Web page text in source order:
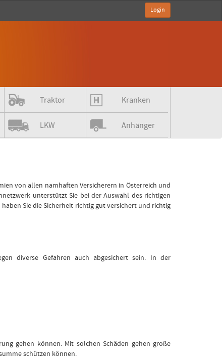
Login
Traktor Kranken
LKW Anhänger
von allen namhaften Versicherern in Österreich und
unterstützt Sie bei der Auswahl des richtigen
Sie die Sicherheit richtig gut versichert und richtig
diverse Gefahren auch abgesichert sein. In der
gehen können. Mit solchen Schäden gehen große
schützen können.